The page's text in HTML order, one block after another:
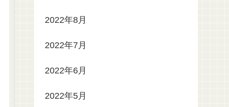
2022年8月
2022年7月
2022年6月
2022年5月